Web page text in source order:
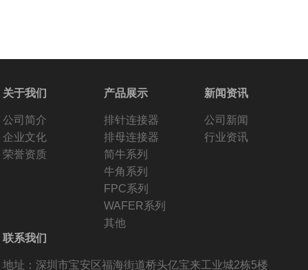
关于我们
公司简介
企业文化
荣誉资质
产品展示
排针连接器
排母连接器
简牛系列
牛角系列
FPC系列
WAFER系列
其他
新闻资讯
公司新闻
行业资讯
联系我们
地址：深圳市宝安区福海街道桥头亿宝来工业城2栋5楼